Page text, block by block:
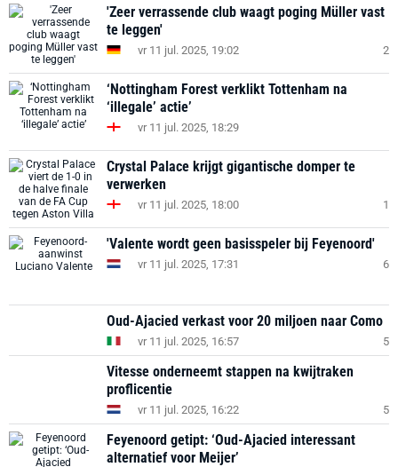
'Zeer verrassende club waagt poging Müller vast
te leggen'
vr 11 jul. 2025, 19:02 2
‘Nottingham Forest verklikt Tottenham na
‘illegale’ actie’
vr 11 jul. 2025, 18:29
Crystal Palace krijgt gigantische domper te
verwerken
vr 11 jul. 2025, 18:00 1
'Valente wordt geen basisspeler bij Feyenoord'
vr 11 jul. 2025, 17:31 6
Oud-Ajacied verkast voor 20 miljoen naar Como
vr 11 jul. 2025, 16:57 5
Vitesse onderneemt stappen na kwijtraken
proflicentie
vr 11 jul. 2025, 16:22 5
Feyenoord getipt: ‘Oud-Ajacied interessant
alternatief voor Meijer’